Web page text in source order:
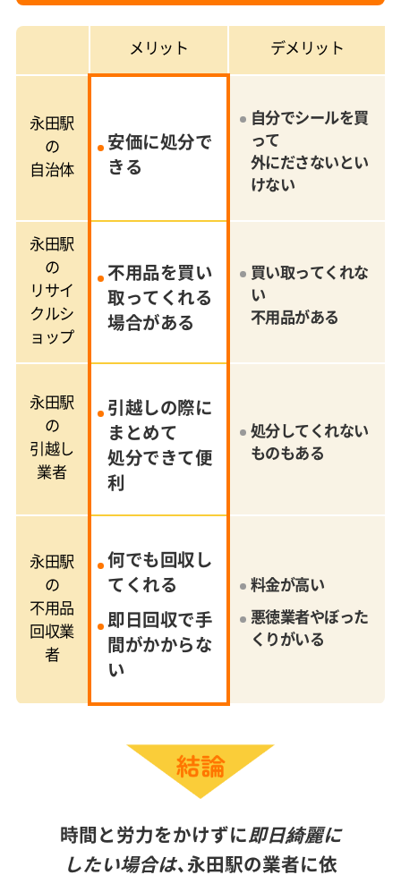
メリット デメリット
永田駅
の
自治体
安価に処分で
きる
自分でシールを買
って
外にださないとい
けない
永田駅
の
リサイ
クルシ
ョップ
不用品を買い
取ってくれる
場合がある
買い取ってくれな
い
不用品がある
永田駅
の
引越し
業者
引越しの際に
まとめて
処分できて便
利
処分してくれない
ものもある
永田駅
の
不用品
回収業
者
何でも回収し
てくれる
即日回収で手
間がかからな
い
料金が高い
悪徳業者やぼった
くりがいる
時間と労力をかけずに即日綺麗に
したい場合は、永田駅の業者に依